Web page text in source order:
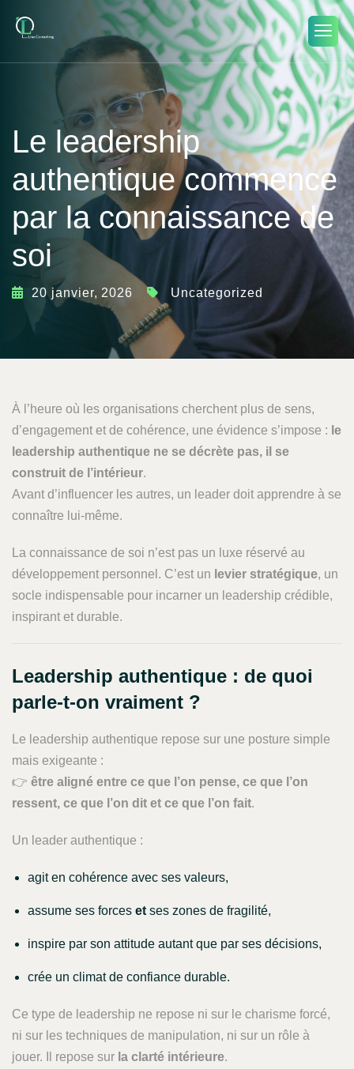
Le leadership
authentique commence
par la connaissance de
soi
20 janvier, 2026 Uncategorized
À l’heure où les organisations cherchent plus de sens,
d’engagement et de cohérence, une évidence s’impose : le
leadership authentique ne se décrète pas, il se
construit de l’intérieur.
Avant d’influencer les autres, un leader doit apprendre à se
connaître lui-même.
La connaissance de soi n’est pas un luxe réservé au
développement personnel. C’est un levier stratégique, un
socle indispensable pour incarner un leadership crédible,
inspirant et durable.
Leadership authentique : de quoi
parle-t-on vraiment ?
Le leadership authentique repose sur une posture simple
mais exigeante :
👉 être aligné entre ce que l’on pense, ce que l’on
ressent, ce que l’on dit et ce que l’on fait.
Un leader authentique :
agit en cohérence avec ses valeurs,
assume ses forces et ses zones de fragilité,
inspire par son attitude autant que par ses décisions,
crée un climat de confiance durable.
Ce type de leadership ne repose ni sur le charisme forcé,
ni sur les techniques de manipulation, ni sur un rôle à
jouer. Il repose sur la clarté intérieure.